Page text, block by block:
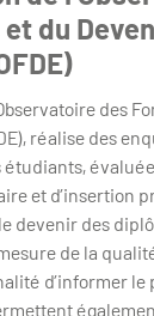
du
des
réalise des
et d’insertion
devenir des
de la
d’informer le